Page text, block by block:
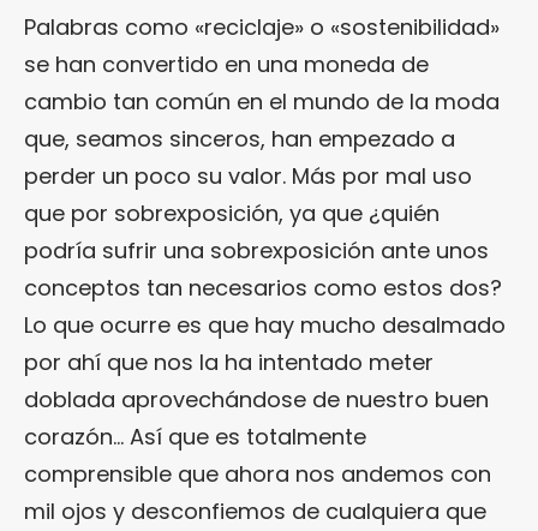
Palabras como «reciclaje» o «sostenibilidad»
se han convertido en una moneda de
cambio tan común en el mundo de la moda
que, seamos sinceros, han empezado a
perder un poco su valor. Más por mal uso
que por sobrexposición, ya que ¿quién
podría sufrir una sobrexposición ante unos
conceptos tan necesarios como estos dos?
Lo que ocurre es que hay mucho desalmado
por ahí que nos la ha intentado meter
doblada aprovechándose de nuestro buen
corazón… Así que es totalmente
comprensible que ahora nos andemos con
mil ojos y desconfiemos de cualquiera que